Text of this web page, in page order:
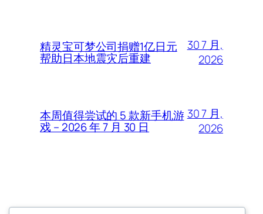
精灵宝可梦公司捐赠1亿日元
帮助日本地震灾后重建
30 7 月,
2026
本周值得尝试的 5 款新手机游
戏 – 2026 年 7 月 30 日
30 7 月,
2026